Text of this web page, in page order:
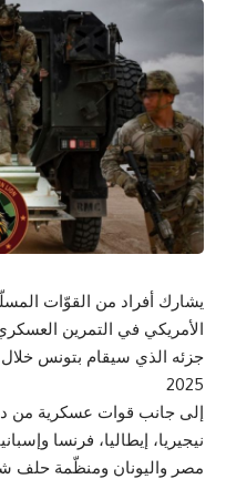
يشارك أفراد من القوّات
2025
إلى جانب قوات عسكرية من دول
نيجيريا، إيطاليا، فرنسا
مصر واليونان ومنظّمة حلف